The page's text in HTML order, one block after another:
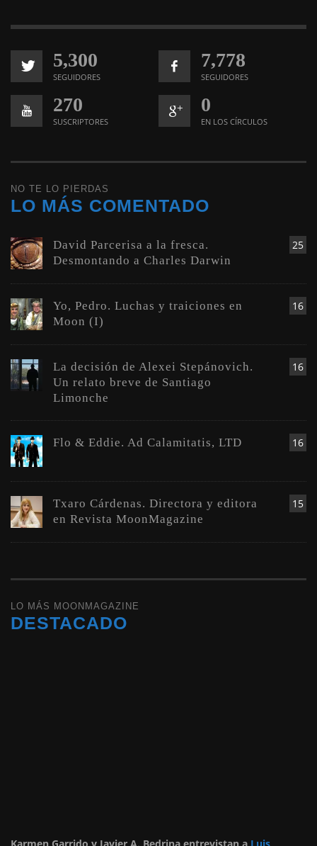
5,300
SEGUIDORES
7,778
SEGUIDORES
270
SUSCRIPTORES
0
EN LOS CÍRCULOS
NO TE LO PIERDAS
LO MÁS COMENTADO
25
David Parcerisa a la fresca.
Desmontando a Charles Darwin
16
Yo, Pedro. Luchas y traiciones en
Moon (I)
16
La decisión de Alexei Stepánovich.
Un relato breve de Santiago
Limonche
16
Flo & Eddie. Ad Calamitatis, LTD
15
Txaro Cárdenas. Directora y editora
en Revista MoonMagazine
LO MÁS MOONMAGAZINE
DESTACADO